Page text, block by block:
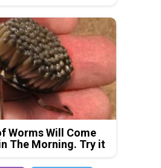
Worms Will Come
The Morning. Try it